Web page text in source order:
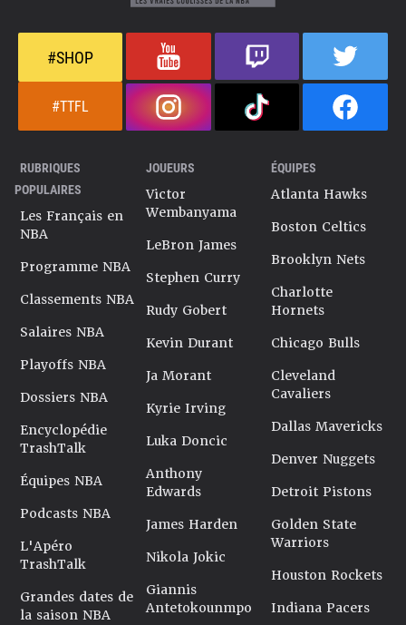
#SHOP
#TTFL
RUBRIQUES
POPULAIRES
Les Français en
NBA
Programme NBA
Classements NBA
Salaires NBA
Playoffs NBA
Dossiers NBA
Encyclopédie
TrashTalk
Équipes NBA
Podcasts NBA
L'Apéro
TrashTalk
Grandes dates de
la saison NBA
JOUEURS
Victor
Wembanyama
LeBron James
Stephen Curry
Rudy Gobert
Kevin Durant
Ja Morant
Kyrie Irving
Luka Doncic
Anthony
Edwards
James Harden
Nikola Jokic
Giannis
Antetokounmpo
ÉQUIPES
Atlanta Hawks
Boston Celtics
Brooklyn Nets
Charlotte
Hornets
Chicago Bulls
Cleveland
Cavaliers
Dallas Mavericks
Denver Nuggets
Detroit Pistons
Golden State
Warriors
Houston Rockets
Indiana Pacers